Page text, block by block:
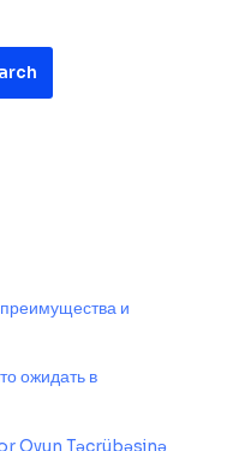
и
ожидать в
Oyun Təcrübəsinə